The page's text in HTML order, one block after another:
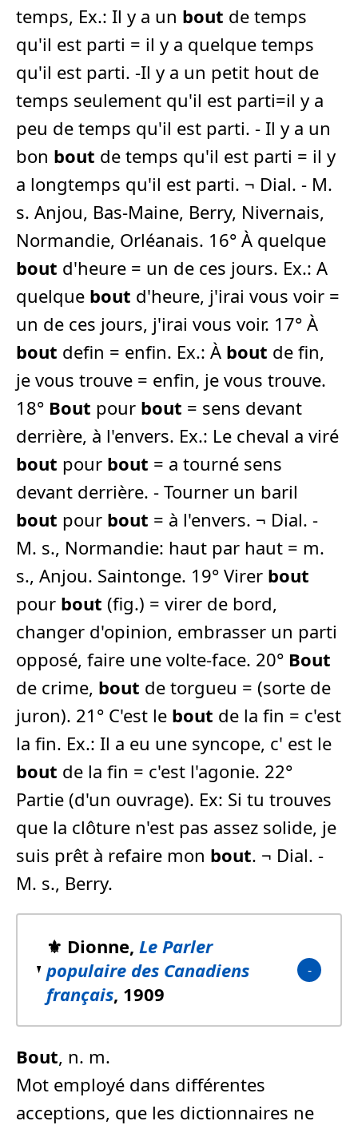
temps, Ex.: Il y a un bout de temps
qu'il est parti = il y a quelque temps
qu'il est parti. -Il y a un petit hout de
temps seulement qu'il est parti=il y a
peu de temps qu'il est parti. - Il y a un
bon bout de temps qu'il est parti = il y
a longtemps qu'il est parti. ¬ Dial. - M.
s. Anjou, Bas-Maine, Berry, Nivernais,
Normandie, Orléanais. 16° À quelque
bout d'heure = un de ces jours. Ex.: A
quelque bout d'heure, j'irai vous voir =
un de ces jours, j'irai vous voir. 17° À
bout defin = enfin. Ex.: À bout de fin,
je vous trouve = enfin, je vous trouve.
18° Bout pour bout = sens devant
derrière, à l'envers. Ex.: Le cheval a viré
bout pour bout = a tourné sens
devant derrière. - Tourner un baril
bout pour bout = à l'envers. ¬ Dial. -
M. s., Normandie: haut par haut = m.
s., Anjou. Saintonge. 19° Virer bout
pour bout (fig.) = virer de bord,
changer d'opinion, embrasser un parti
opposé, faire une volte-face. 20° Bout
de crime, bout de torgueu = (sorte de
juron). 21° C'est le bout de la fin = c'est
la fin. Ex.: Il a eu une syncope, c' est le
bout de la fin = c'est l'agonie. 22°
Partie (d'un ouvrage). Ex: Si tu trouves
que la clôture n'est pas assez solide, je
suis prêt à refaire mon bout. ¬ Dial. -
M. s., Berry.
⚜️ Dionne, Le Parler
populaire des Canadiens
français, 1909
Bout, n. m.
Mot employé dans différentes
acceptions, que les dictionnaires ne